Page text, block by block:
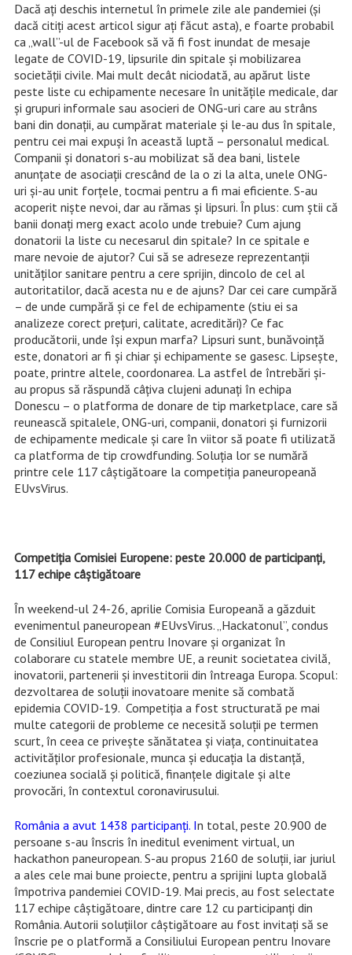
Dacă aţi deschis internetul în primele zile ale pandemiei (şi
dacă citiţi acest articol sigur aţi făcut asta), e foarte probabil
ca „wall”-ul de Facebook să vă fi fost inundat de mesaje
legate de COVID-19, lipsurile din spitale şi mobilizarea
societăţii civile. Mai mult decât niciodată, au apărut liste
peste liste cu echipamente necesare în unităţile medicale, dar
şi grupuri informale sau asocieri de ONG-uri care au strâns
bani din donaţii, au cumpărat materiale şi le-au dus în spitale,
pentru cei mai expuşi în această luptă – personalul medical.
Companii şi donatori s-au mobilizat să dea bani, listele
anunţate de asociaţii crescând de la o zi la alta, unele ONG-
uri şi-au unit forţele, tocmai pentru a fi mai eficiente. S-au
acoperit nişte nevoi, dar au rămas şi lipsuri. În plus: cum ştii că
banii donaţi merg exact acolo unde trebuie? Cum ajung
donatorii la liste cu necesarul din spitale? In ce spitale e
mare nevoie de ajutor? Cui să se adreseze reprezentanţii
unităţilor sanitare pentru a cere sprijin, dincolo de cel al
autoritatilor, dacă acesta nu e de ajuns? Dar cei care cumpără
– de unde cumpără şi ce fel de echipamente (stiu ei sa
analizeze corect preţuri, calitate, acreditări)? Ce fac
producătorii, unde îşi expun marfa? Lipsuri sunt, bunăvoinţă
este, donatori ar fi şi chiar şi echipamente se gasesc. Lipseşte,
poate, printre altele, coordonarea. La astfel de întrebări şi-
au propus să răspundă câţiva clujeni adunaţi în echipa
Donescu – o platforma de donare de tip marketplace, care să
reunească spitalele, ONG-uri, companii, donatori și furnizorii
de echipamente medicale și care în viitor să poate fi utilizată
ca platforma de tip crowdfunding. Soluţia lor se numără
printre cele 117 câştigătoare la competiţia paneuropeană
EUvsVirus.
Competiţia Comisiei Europene: peste 20.000 de participanţi,
117 echipe câştigătoare
În weekend-ul 24-26, aprilie Comisia Europeană a găzduit
evenimentul paneuropean #EUvsVirus. „Hackatonul”, condus
de Consiliul European pentru Inovare și organizat în
colaborare cu statele membre UE, a reunit societatea civilă,
inovatorii, partenerii și investitorii din întreaga Europa. Scopul:
dezvoltarea de soluții inovatoare menite să combată
epidemia COVID-19. Competiţia a fost structurată pe mai
multe categorii de probleme ce necesită soluții pe termen
scurt, în ceea ce privește sănătatea și viața, continuitatea
activităților profesionale, munca și educația la distanță,
coeziunea socială și politică, finanțele digitale și alte
provocări, în contextul coronavirusului.
România a avut 1438 participanţi. In total, peste 20.900 de
persoane s-au înscris în ineditul eveniment virtual, un
hackathon paneuropean. S-au propus 2160 de soluţii, iar juriul
a ales cele mai bune proiecte, pentru a sprijini lupta globală
împotriva pandemiei COVID-19. Mai precis, au fost selectate
117 echipe câştigătoare, dintre care 12 cu participanţi din
România. Autorii soluțiilor câștigătoare au fost invitați să se
înscrie pe o platformă a Consiliului European pentru Inovare